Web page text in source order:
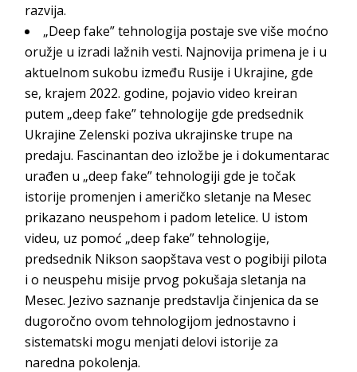
razvija.
„Deep fake” tehnologija postaje sve više moćno
oružje u izradi lažnih vesti. Najnovija primena je i u
aktuelnom sukobu između Rusije i Ukrajine, gde
se, krajem 2022. godine, pojavio video kreiran
putem „deep fake” tehnologije gde predsednik
Ukrajine Zelenski poziva ukrajinske trupe na
predaju. Fascinantan deo izložbe je i dokumentarac
urađen u „deep fake” tehnologiji gde je točak
istorije promenjen i američko sletanje na Mesec
prikazano neuspehom i padom letelice. U istom
videu, uz pomoć „deep fake” tehnologije,
predsednik Nikson saopštava vest o pogibiji pilota
i o neuspehu misije prvog pokušaja sletanja na
Mesec. Jezivo saznanje predstavlja činjenica da se
dugoročno ovom tehnologijom jednostavno i
sistematski mogu menjati delovi istorije za
naredna pokolenja.